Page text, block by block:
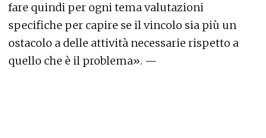
fare quindi per ogni tema valutazioni
specifiche per capire se il vincolo sia più un
ostacolo a delle attività necessarie rispetto a
quello che è il problema». —